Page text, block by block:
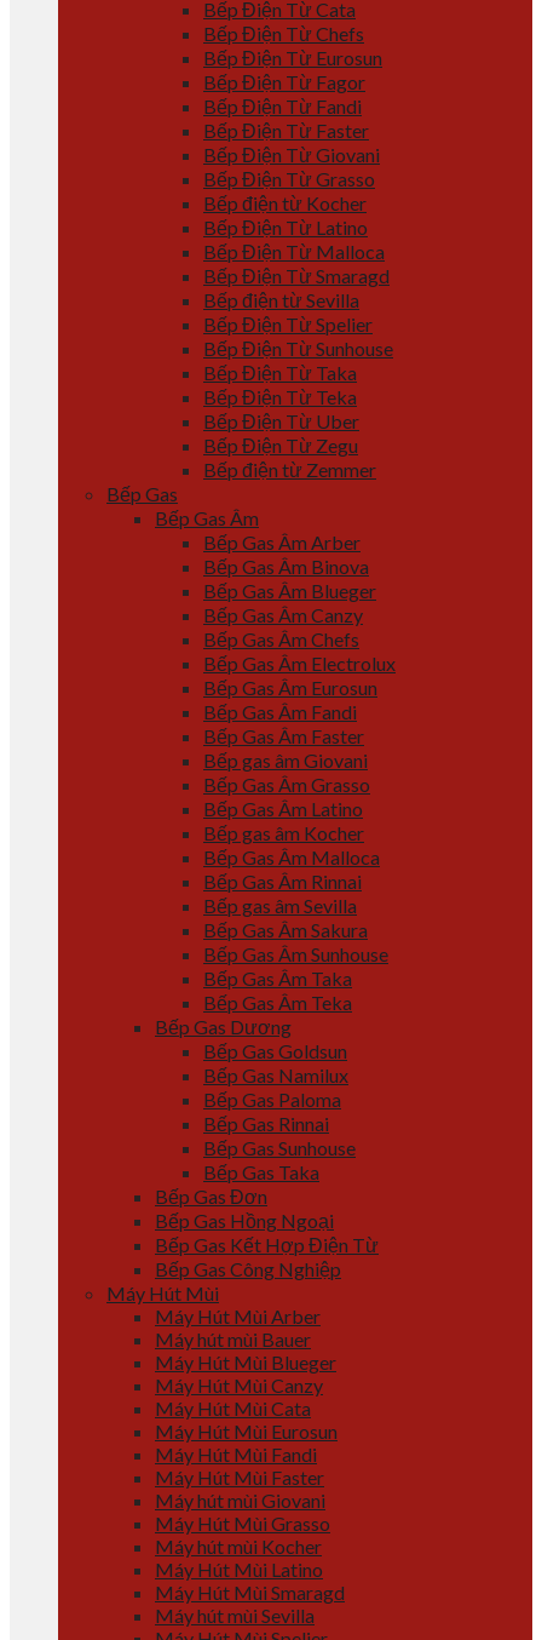
Bếp Điện Từ Cata
Bếp Điện Từ Chefs
Bếp Điện Từ Eurosun
Bếp Điện Từ Fagor
Bếp Điện Từ Fandi
Bếp Điện Từ Faster
Bếp Điện Từ Giovani
Bếp Điện Từ Grasso
Bếp điện từ Kocher
Bếp Điện Từ Latino
Bếp Điện Từ Malloca
Bếp Điện Từ Smaragd
Bếp điện từ Sevilla
Bếp Điện Từ Spelier
Bếp Điện Từ Sunhouse
Bếp Điện Từ Taka
Bếp Điện Từ Teka
Bếp Điện Từ Uber
Bếp Điện Từ Zegu
Bếp điện từ Zemmer
Bếp Gas
Bếp Gas Âm
Bếp Gas Âm Arber
Bếp Gas Âm Binova
Bếp Gas Âm Blueger
Bếp Gas Âm Canzy
Bếp Gas Âm Chefs
Bếp Gas Âm Electrolux
Bếp Gas Âm Eurosun
Bếp Gas Âm Fandi
Bếp Gas Âm Faster
Bếp gas âm Giovani
Bếp Gas Âm Grasso
Bếp Gas Âm Latino
Bếp gas âm Kocher
Bếp Gas Âm Malloca
Bếp Gas Âm Rinnai
Bếp gas âm Sevilla
Bếp Gas Âm Sakura
Bếp Gas Âm Sunhouse
Bếp Gas Âm Taka
Bếp Gas Âm Teka
Bếp Gas Dương
Bếp Gas Goldsun
Bếp Gas Namilux
Bếp Gas Paloma
Bếp Gas Rinnai
Bếp Gas Sunhouse
Bếp Gas Taka
Bếp Gas Đơn
Bếp Gas Hồng Ngoại
Bếp Gas Kết Hợp Điện Từ
Bếp Gas Công Nghiệp
Máy Hút Mùi
Máy Hút Mùi Arber
Máy hút mùi Bauer
Máy Hút Mùi Blueger
Máy Hút Mùi Canzy
Máy Hút Mùi Cata
Máy Hút Mùi Eurosun
Máy Hút Mùi Fandi
Máy Hút Mùi Faster
Máy hút mùi Giovani
Máy Hút Mùi Grasso
Máy hút mùi Kocher
Máy Hút Mùi Latino
Máy Hút Mùi Smaragd
Máy hút mùi Sevilla